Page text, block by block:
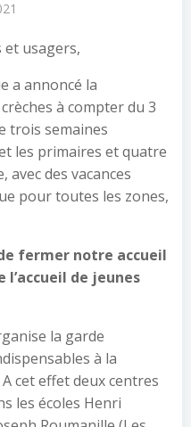
et usagers,
a annoncé la
à compter du 3
trois semaines
les primaires et quatre
avec des vacances
pour toutes les zones,
fermer notre accueil
de jeunes
la garde
à la
cet effet deux centres
les écoles Henri